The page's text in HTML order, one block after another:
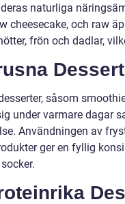
naturliga
cheesecake, och raw
frön och dadlar,
såsom
under varmare dagar
Användningen av
ger en fyllig